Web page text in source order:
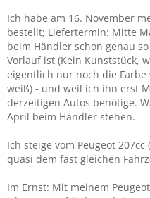
Ich habe am 16. November
bestellt; Liefertermin: Mitte
beim Händler schon genau
Vorlauf ist (Kein Kunststück,
eigentlich nur noch die
weiß) - und weil ich ihn erst
derzeitigen Autos benötige.
April beim Händler stehen.
Ich steige vom Peugeot
quasi dem fast gleichen
Im Ernst: Mit meinem